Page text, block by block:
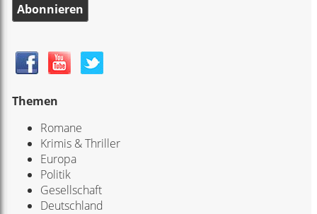
Abonnieren
Themen
Romane
Krimis & Thriller
Europa
Politik
Gesellschaft
Deutschland